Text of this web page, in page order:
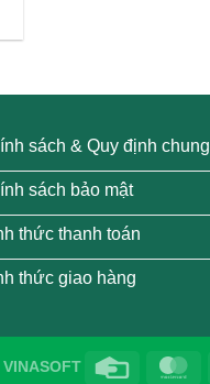
sách & Quy định chung
sách bảo mật
thức thanh toán
thức giao hàng
VINASOFT